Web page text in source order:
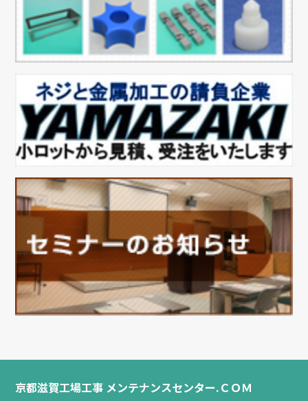
京都滋賀工場工事 メンテナンスセンター.ＣＯＭ